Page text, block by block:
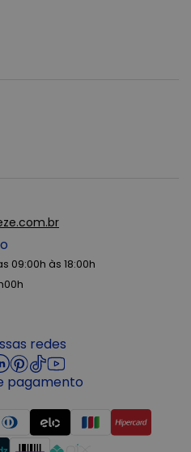
09:00h às 18:00h
redes
pagamento